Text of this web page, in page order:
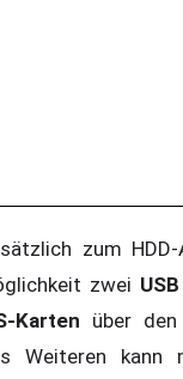
zum
zwei
Karten über den
Weiteren kann